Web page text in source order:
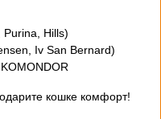
Hills)
Iv San Bernard)
кошке комфорт!